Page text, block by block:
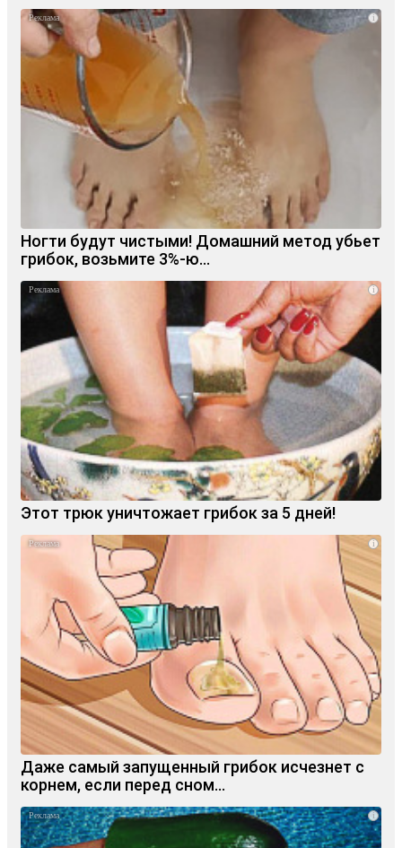
i
Ногти будут чистыми! Домашний метод убьет
грибок, возьмите 3%-ю…
i
Этот трюк уничтожает грибок за 5 дней!
i
Даже самый запущенный грибок исчезнет с
корнем, если перед сном…
i